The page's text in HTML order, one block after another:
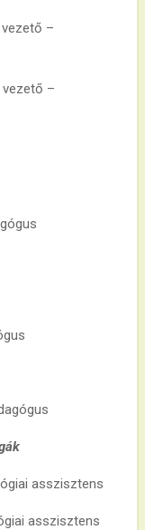
–
vezető –
asszisztens
asszisztens